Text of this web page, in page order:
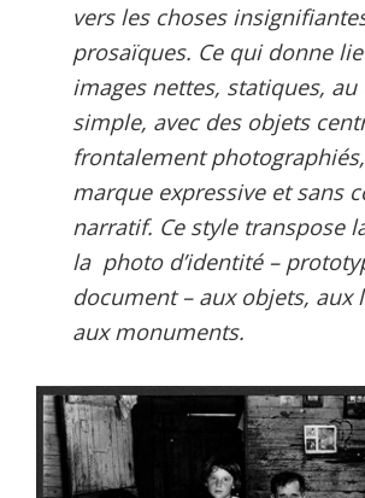
vers les choses
prosaïques. Ce qui donne
images nettes, statiques, au
simple, avec des objets
frontalement
marque expressive et sans
narratif. Ce style transpose
la photo d’identité –
document – aux objets, aux
aux monuments.